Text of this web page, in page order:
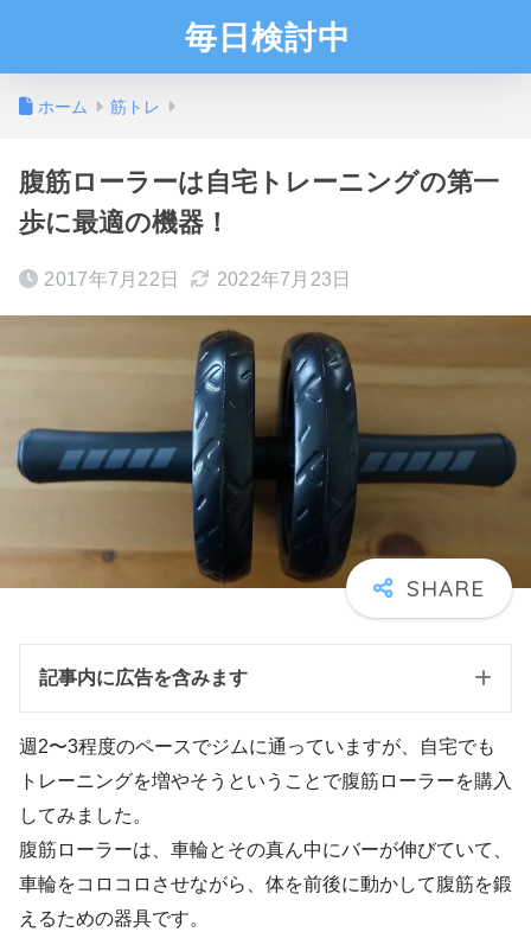
毎日検討中
ホーム 筋トレ
腹筋ローラーは自宅トレーニングの第一
歩に最適の機器！
2017年7月22日 2022年7月23日
記事内に広告を含みます
週2〜3程度のペースでジムに通っていますが、自宅でも
トレーニングを増やそうということで腹筋ローラーを購入
してみました。
腹筋ローラーは、車輪とその真ん中にバーが伸びていて、
車輪をコロコロさせながら、体を前後に動かして腹筋を鍛
えるための器具です。